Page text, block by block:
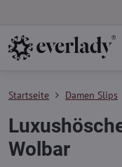
Startseite Damen Slips
Wolbar